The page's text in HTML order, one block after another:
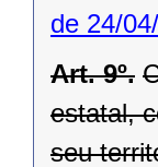
de 24/
Art. 9º.
estatal,
seu